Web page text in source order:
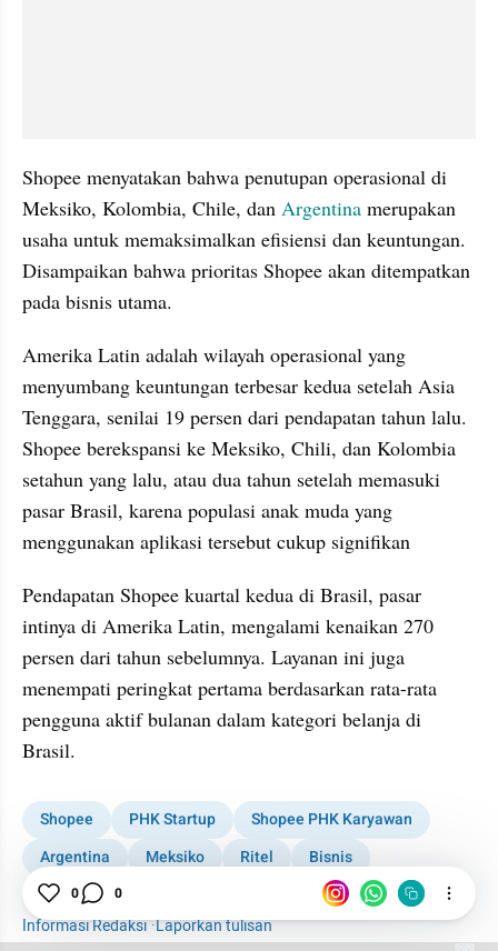
Shopee menyatakan bahwa penutupan operasional di
Meksiko, Kolombia, Chile, dan Argentina merupakan
usaha untuk memaksimalkan efisiensi dan keuntungan.
Disampaikan bahwa prioritas Shopee akan ditempatkan
pada bisnis utama.
Amerika Latin adalah wilayah operasional yang
menyumbang keuntungan terbesar kedua setelah Asia
Tenggara, senilai 19 persen dari pendapatan tahun lalu.
Shopee berekspansi ke Meksiko, Chili, dan Kolombia
setahun yang lalu, atau dua tahun setelah memasuki
pasar Brasil, karena populasi anak muda yang
menggunakan aplikasi tersebut cukup signifikan
Pendapatan Shopee kuartal kedua di Brasil, pasar
intinya di Amerika Latin, mengalami kenaikan 270
persen dari tahun sebelumnya. Layanan ini juga
menempati peringkat pertama berdasarkan rata-rata
pengguna aktif bulanan dalam kategori belanja di
Brasil.
Shopee PHK Startup
Shopee PHK Karyawan
Argentina
Meksiko Ritel
Bisnis
Ekonomi Digital
Informasi Redaksi·Laporkan tulisan
0 0